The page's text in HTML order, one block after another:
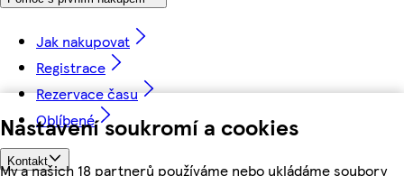
Nastavení soukromí a cookies
My a našich 18 partnerů používáme nebo ukládáme soubory
Jak nakupovat
Registrace
Rezervace času
Oblíbené
Kontakt